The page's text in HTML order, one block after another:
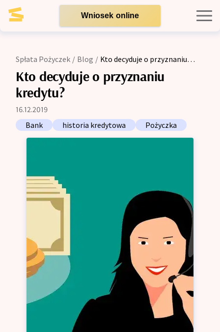
Wniosek online
Kredyty dla firm
Opinie
Blog
Zespół
Kontakt
Spłata Pożyczek / Blog / Kto decyduje o przyznaniu
kredytu?
Kto decyduje o przyznaniu
kredytu?
16.12.2019
Bank
historia kredytowa Pożyczka